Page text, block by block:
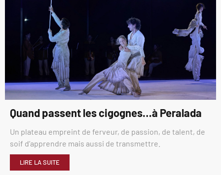
Quand passent les cigognes…à Peralada
Un plateau empreint de ferveur, de passion, de talent, de
soif d’apprendre mais aussi de transmettre.
LIRE LA SUITE